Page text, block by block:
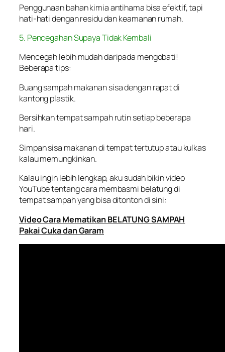
Penggunaan bahan kimia antihama bisa efektif, tapi
hati-hati dengan residu dan keamanan rumah.
5. Pencegahan Supaya Tidak Kembali
Mencegah lebih mudah daripada mengobati!
Beberapa tips:
Buang sampah makanan sisa dengan rapat di
kantong plastik.
Bersihkan tempat sampah rutin setiap beberapa
hari.
Simpan sisa makanan di tempat tertutup atau kulkas
kalau memungkinkan.
Kalau ingin lebih lengkap, aku sudah bikin video
YouTube tentang cara membasmi belatung di
tempat sampah yang bisa ditonton di sini:
Video Cara Mematikan BELATUNG SAMPAH
Pakai Cuka dan Garam